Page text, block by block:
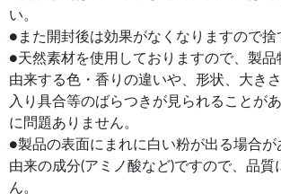
い。
●また開封後は効果がなくなりますので捨
●天然素材を使用しておりますので、製品
由来する色・香りの違いや、形状、大き
入り具合等のばらつきが見られることが
に問題ありません。
●製品の表面にまれに白い粉が出る場合
由来の成分(アミノ酸など)ですので、品質
ん。